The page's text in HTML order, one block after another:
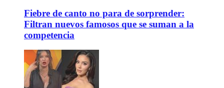
Fiebre de canto no para de sorprender:
Filtran nuevos famosos que se suman a la
competencia